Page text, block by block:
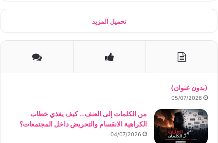
تحميل المزيد
(بدون عنوان)
05/07/2026
من الكلمات إلى العنف… كيف يغذي خطاب
الكراهية الانقسام والتحريض داخل المجتمعات؟
04/07/2026